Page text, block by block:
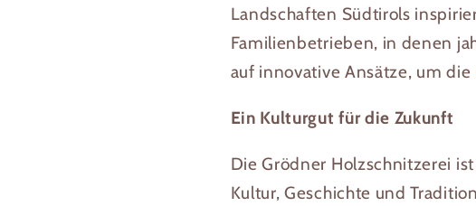
Landschaften Südtirols
Familienbetrieben, in denen
auf innovative Ansätze, um
Ein Kulturgut für die Zukunft
Die Grödner Holzschnitzerei
Kultur, Geschichte und